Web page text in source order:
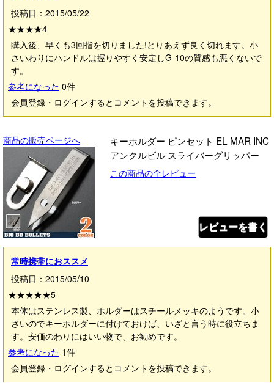
投稿日：2015/05/22
★★★★4
購入後、早くも3回指を切りました!とりあえず良く切れます。小
さいわりにハンドルは握りやすく安定しG‐10の質感も悪くないで
す。
参考になった 0件
会員登録・ログインするとコメントを投稿できます。
商品の販売ページへ
キーホルダー ピンセット EL MAR INC
アンクルビル スライバーグリッパー
この商品の全レビュー
レビューを書く
常時携帯におススメ
投稿日：2015/05/10
★★★★★5
本体はステンレス製、ホルダーはスチールメッキのようです。小
さいのでキーホルダーに付けておけば、いざと言う時に役立ちま
す。安価のわりにはいい物で、お勧めです。
参考になった 1件
会員登録・ログインするとコメントを投稿できます。